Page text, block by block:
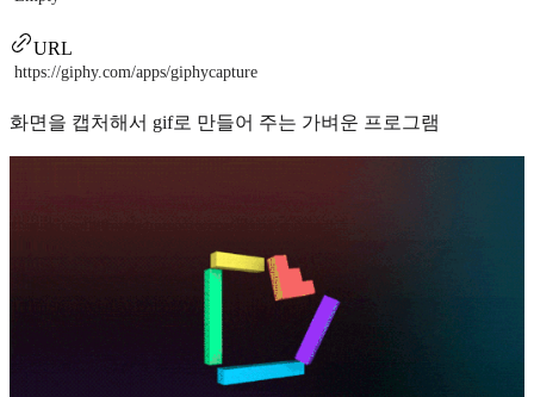
URL
https://giphy.com/apps/giphycapture
화면을 캡처해서 gif로 만들어 주는 가벼운 프로그램